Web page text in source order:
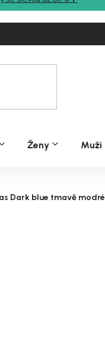
Ženy Muži
Dark blue tmavě modré